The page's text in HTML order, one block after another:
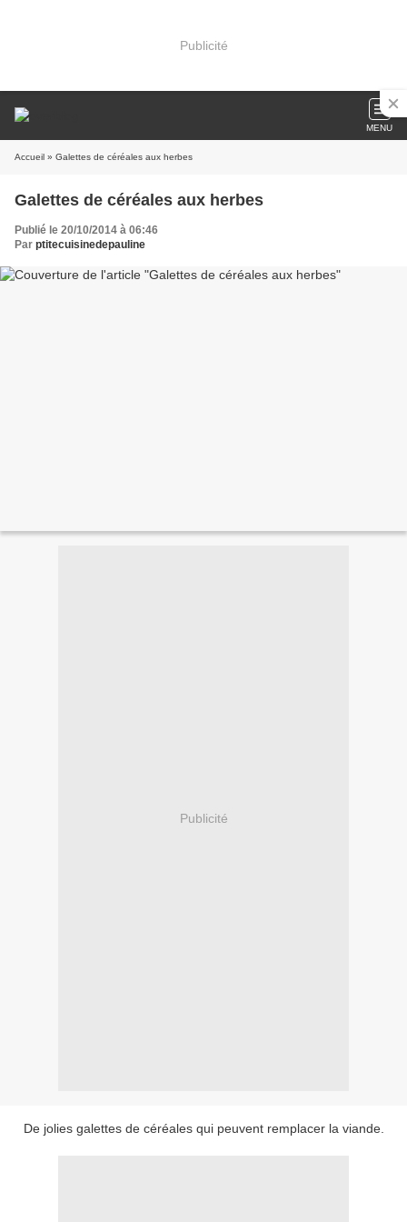
Publicité
MENU
Accueil » Galettes de céréales aux herbes
Galettes de céréales aux herbes
Publié le 20/10/2014 à 06:46
Par ptitecuisinedepauline
Publicité
De jolies galettes de céréales qui peuvent remplacer la viande.